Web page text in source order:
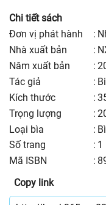
Chi tiết sách
Đơn vị phát hành
:
nhà xuất bản
:
năm xuất bản
:
Tác giả
:
kích thước
:
trọng lượng
:
Loại bìa
:
số trang
: 1
Mã ISBN
:
Copy link